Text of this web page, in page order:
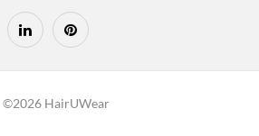
©2026 HairUWear